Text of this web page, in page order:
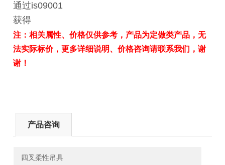
通过is09001
获得
注：相关属性、价格仅供参考，产品为定做类产品，无
法实际标价，更多详细说明、价格咨询请联系我们，谢
谢！
产品咨询